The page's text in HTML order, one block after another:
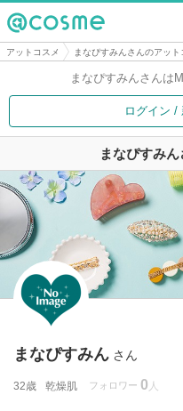
@cosme
アットコスメ まなぴすみんさんのアット
まなぴすみんさんは
ログイン /
まなぴすみ
まなぴすみん さん
32歳 乾燥肌 フォロワー 0